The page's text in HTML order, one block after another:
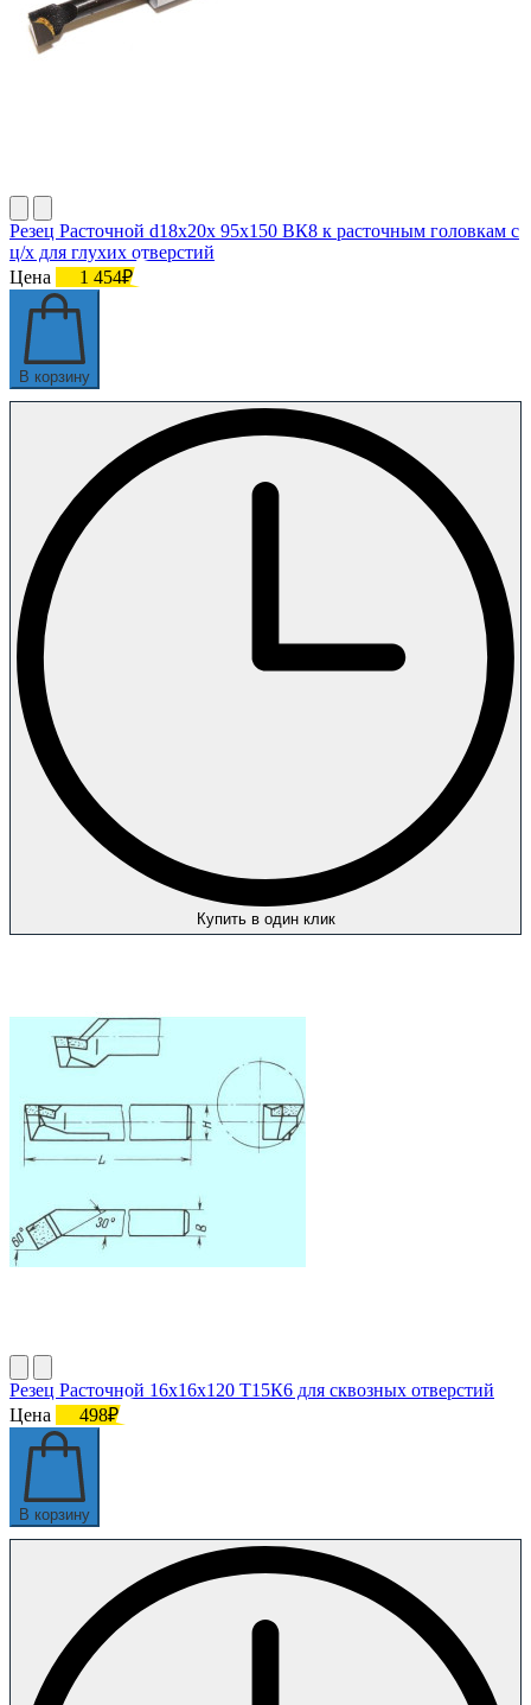
Резец Расточной d18х20х 95х150 ВК8 к расточным головкам с
ц/х для глухих отверстий
Цена
1 454₽
В корзину
Купить в один клик
Резец Расточной 16х16х120 Т15К6 для сквозных отверстий
Цена
498₽
В корзину